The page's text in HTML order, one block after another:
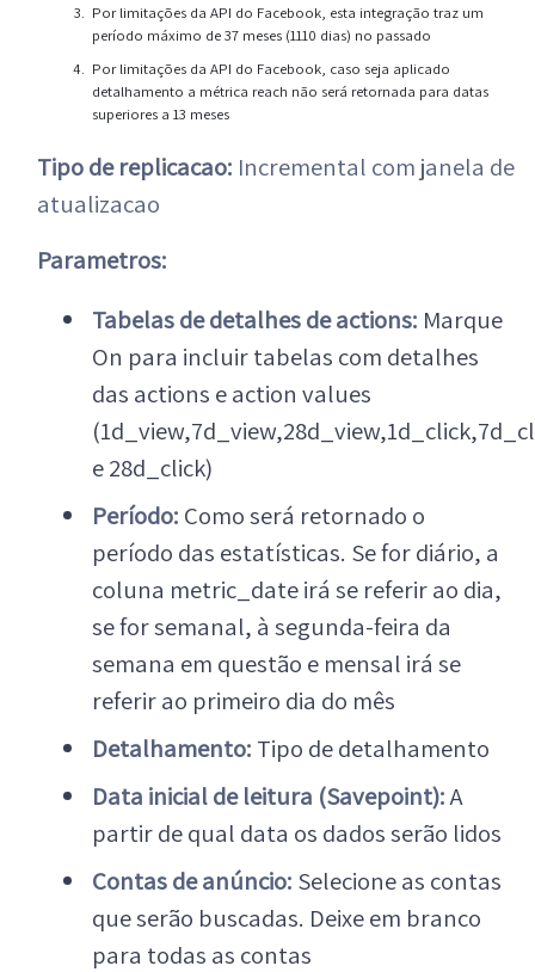
Por limitações da API do Facebook, esta integração traz um
período máximo de 37 meses (1110 dias) no passado
Por limitações da API do Facebook, caso seja aplicado
detalhamento a métrica reach não será retornada para datas
superiores a 13 meses
Tipo de replicacao: Incremental com janela de
atualizacao
Parametros:
Tabelas de detalhes de actions: Marque
On para incluir tabelas com detalhes
das actions e action values
e 28d_click)
Período: Como será retornado o
período das estatísticas. Se for diário, a
coluna metric_date irá se referir ao dia,
se for semanal, à segunda-feira da
semana em questão e mensal irá se
referir ao primeiro dia do mês
Detalhamento: Tipo de detalhamento
Data inicial de leitura (Savepoint):A
partir de qual data os dados serão lidos
Contas de anúncio: Selecione as contas
que serão buscadas. Deixe em branco
para todas as contas